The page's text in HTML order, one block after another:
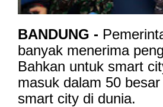
BANDUNG -
banyak menerima
Bahkan untuk smart
masuk dalam 50
smart city di dunia.